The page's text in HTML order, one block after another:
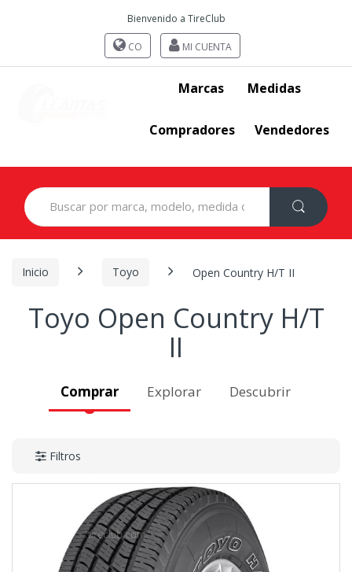
Bienvenido a TireClub
CO MI CUENTA
Marcas Medidas
Compradores Vendedores
Search
for:
Inicio Toyo Open Country H/T II
Toyo Open Country H/T
II
Comprar Explorar Descubrir
Filtros